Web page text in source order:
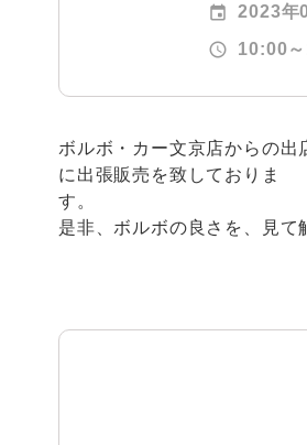
event 2023年
schedule 10:00
ボルボ・カー文京店からの
に出張販売を致しておりま
是非、ボルボの良さを、見て